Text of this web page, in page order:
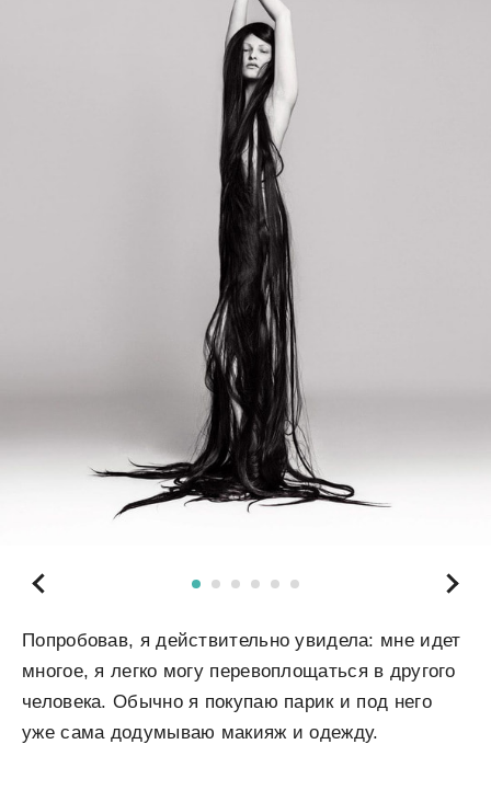
Попробовав, я действительно увидела: мне идет
многое, я легко могу перевоплощаться в другого
человека. Обычно я покупаю парик и под него
уже сама додумываю макияж и одежду.